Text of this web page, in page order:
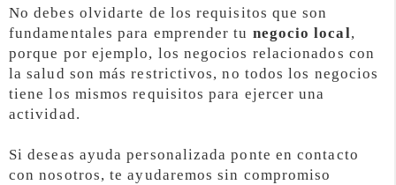
No debes olvidarte de los requisitos que son
fundamentales para emprender tu negocio local,
porque por ejemplo, los negocios relacionados con
la salud son más restrictivos, no todos los negocios
tiene los mismos requisitos para ejercer una
actividad.
Si deseas ayuda personalizada ponte en contacto
con nosotros, te ayudaremos sin compromiso